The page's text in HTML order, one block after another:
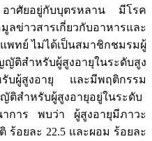
อาศัยอยู่กับบุตรหลาน มีโรค
วสารเกี่ยวกับอาหารและ
พทย์ ไม่ได้เป็นสมาชิกชมรมผู้
ติสำหรับผู้สูงอายุในระดับสูง
บผู้สูงอายุ และมีพฤติกรรม
สำหรับผู้สูงอายุอยู่ในระดับ
าร พบว่า ผู้สูงอายุมีภาวะ
ร้อยละ 22.5 และผอม ร้อยละ